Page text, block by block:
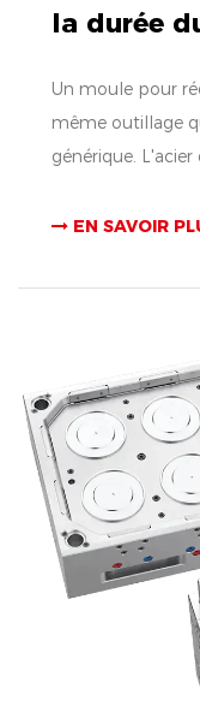
la durée
Un moule pour
même outillage
générique. L'acier
EN SAVOIR